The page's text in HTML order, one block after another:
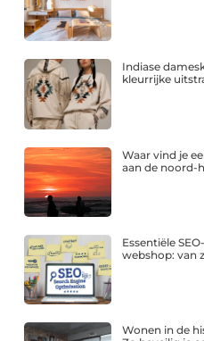
Indiase
kleurrijke
Waar vind je
aan de noord-
Essentiële
webshop: van
Wonen in de